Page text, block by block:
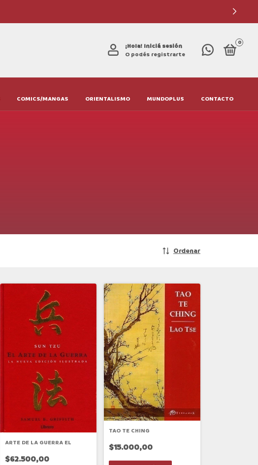
¡Hola! Iniciá sesión
O podés registrarte
0
COMICS/MANGAS ORIENTALISMO MUNDOPLUS CONTACTO
Ordenar
ARTE DE LA GUERRA EL
$62.500,00
TAO TE CHING
$15.000,00